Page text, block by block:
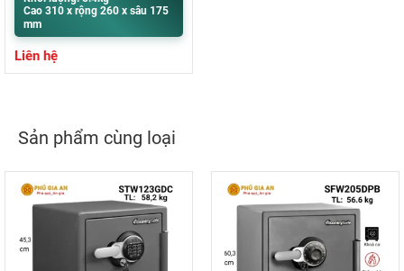
Cao 310 x rộng 260 x sâu 175
mm
Liên hệ
Sản phẩm cùng loại